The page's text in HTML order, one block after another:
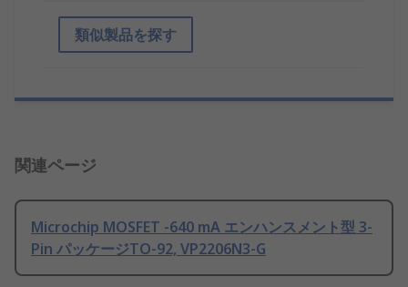
類似製品を探す
関連ページ
Microchip MOSFET -640 mA エンハンスメント型 3-
Pin パッケージTO-92, VP2206N3-G